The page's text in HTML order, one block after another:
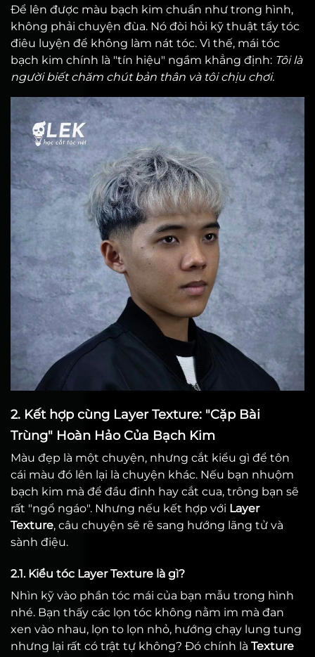
Để lên được màu bạch kim chuẩn như trong hình,
không phải chuyện đùa. Nó đòi hỏi kỹ thuật tẩy tóc
điêu luyện để không làm nát tóc. Vì thế, mái tóc
bạch kim chính là "tín hiệu" ngầm khẳng định: Tôi là
người biết chăm chút bản thân và tôi chịu chơi.
2. Kết hợp cùng Layer Texture: "Cặp Bài
Trùng" Hoàn Hảo Của Bạch Kim
Màu đẹp là một chuyện, nhưng cắt kiểu gì để tôn
cái màu đó lên lại là chuyện khác. Nếu bạn nhuộm
bạch kim mà để đầu đinh hay cắt cua, trông bạn sẽ
rất "ngổ ngáo". Nhưng nếu kết hợp với Layer
Texture, câu chuyện sẽ rẽ sang hướng lãng tử và
sành điệu.
2.1. Kiểu tóc Layer Texture là gì?
Nhìn kỹ vào phần tóc mái của bạn mẫu trong hình
nhé. Bạn thấy các lọn tóc không nằm im mà đan
xen vào nhau, lọn to lọn nhỏ, hướng chạy lung tung
nhưng lại rất có trật tự không? Đó chính là Texture